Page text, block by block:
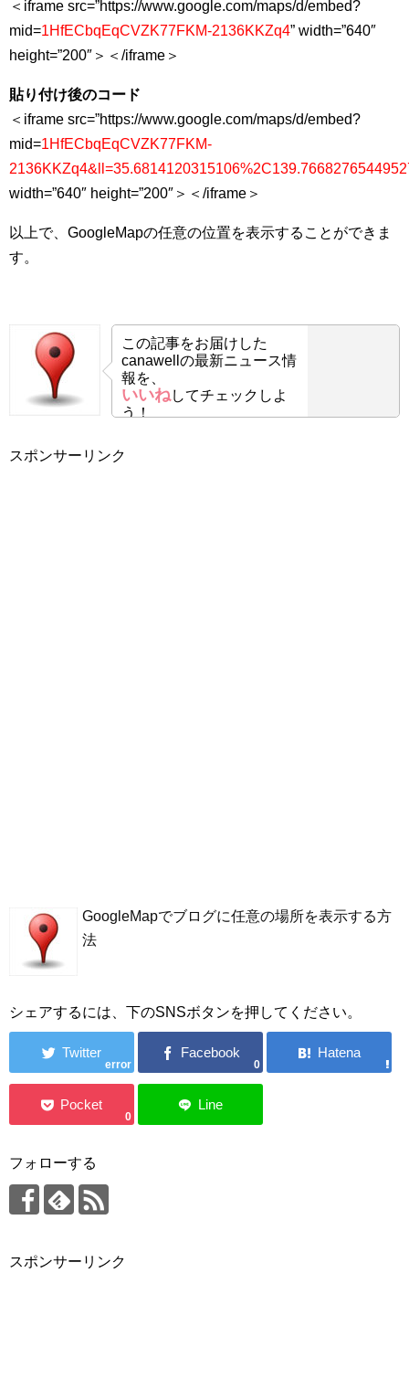
＜iframe src=”https://www.google.com/maps/d/embed?
mid=1HfECbqEqCVZK77FKM-2136KKZq4” width=”640″
height=”200″＞＜/iframe＞
貼り付け後のコード
＜iframe src=”https://www.google.com/maps/d/embed?
mid=1HfECbqEqCVZK77FKM-
width=”640″ height=”200″＞＜/iframe＞
以上で、GoogleMapの任意の位置を表示することができま
す。
この記事をお届けした
canawellの最新ニュース情
報を、
いいねしてチェックしよ
う！
スポンサーリンク
GoogleMapでブログに任意の場所を表示する方
法
シェアするには、下のSNSボタンを押してください。
error 0
0
フォローする
スポンサーリンク